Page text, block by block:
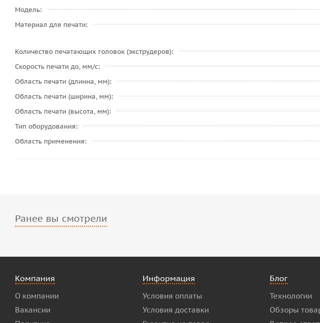
Модель
Материал для печати
Количество печатающих головок (экструдеров)
Скорость печати до, мм/с
Область печати (длинна, мм)
Область печати (ширина, мм)
Область печати (высота, мм)
Тип оборудования
Область применения
Ранее вы смотрели
Компания
О компании
Вакансии
Информация
Условия оплаты
Условия доставки
Блог
Технологии
Обзоры